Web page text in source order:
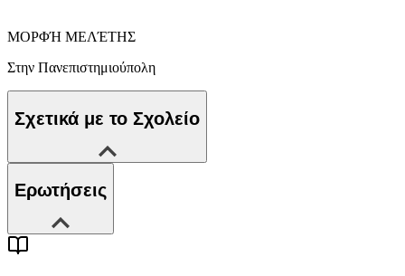
ΜΟΡΦΉ ΜΕΛΈΤΗΣ
Στην Πανεπιστημιούπολη
Σχετικά με το Σχολείο
Ερωτήσεις